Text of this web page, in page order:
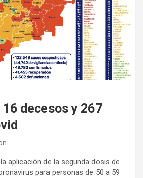
decesos y 267
aplicación de la segunda dosis de
para personas de 50 a 59